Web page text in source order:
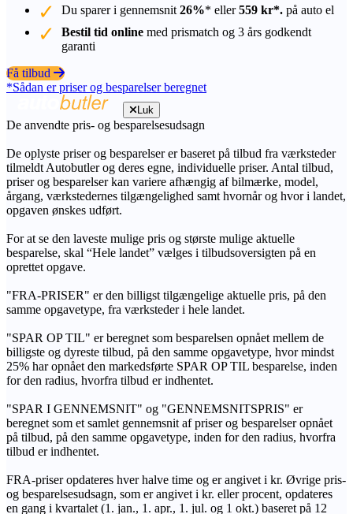
Du sparer i gennemsnit 26%* eller559 kr*. på auto el
Bestil tid online med prismatch og 3 års godkendt
garanti
Få tilbud
*Sådan er priser og besparelser beregnet
Luk
De anvendte pris- og besparelsesudsagn
De oplyste priser og besparelser er baseret på tilbud fra værksteder
tilmeldt Autobutler og deres egne, individuelle priser. Antal tilbud,
priser og besparelser kan variere afhængig af bilmærke, model,
årgang, værkstedernes tilgængelighed samt hvornår og hvor i landet,
opgaven ønskes udført.
For at se den laveste mulige pris og største mulige aktuelle
besparelse, skal “Hele landet” vælges i tilbudsoversigten på en
oprettet opgave.
"FRA-PRISER" er den billigst tilgængelige aktuelle pris, på den
samme opgavetype, fra værksteder i hele landet.
"SPAR OP TIL" er beregnet som besparelsen opnået mellem de
billigste og dyreste tilbud, på den samme opgavetype, hvor mindst
25% har opnået den markedsførte SPAR OP TIL besparelse, inden
for den radius, hvorfra tilbud er indhentet.
"SPAR I GENNEMSNIT" og "GENNEMSNITSPRIS" er
beregnet som et samlet gennemsnit af priser og besparelser opnået
på tilbud, på den samme opgavetype, inden for den radius, hvorfra
tilbud er indhentet.
FRA-priser opdateres hver halve time og er angivet i kr. Øvrige pris-
og besparelsesudsagn, som er angivet i kr. eller procent, opdateres
en gang i kvartalet (1. jan., 1. apr., 1. jul. og 1 okt.) baseret på 12